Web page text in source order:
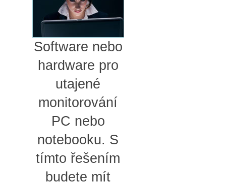
Software nebo
hardware pro
utajené
monitorování
PC nebo
notebooku. S
tímto řešením
budete mít